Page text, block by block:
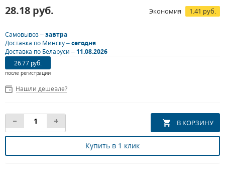
28.18 руб. Экономия 1.41 руб.
Самовывоз –завтра
Доставка по Минску –сегодня
Доставка по Беларуси –11.08.2026
26.77 руб.
после регистрации
Нашли дешевле?
Купить в 1 клик